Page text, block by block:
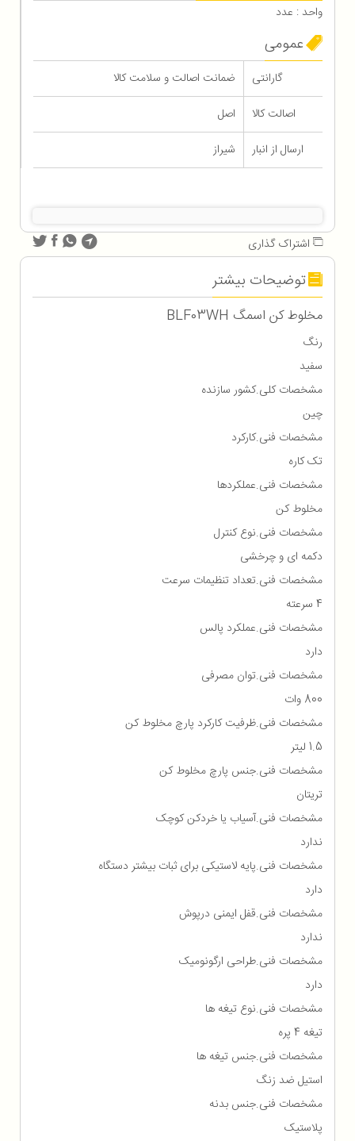
واحد : عدد
عمومی
گارانتی
ضمانت اصالت و سلامت کالا
اصالت کالا
اصل
ارسال از انبار
شیراز
اشتراک گذاری
توضیحات بیشتر
مخلوط کن اسمگ BLF03WH
رنگ
سفید
مشخصات کلی.کشور سازنده
چین
مشخصات فنی.کارکرد
تک کاره
مشخصات فنی.عملکردها
مخلوط کن
مشخصات فنی.نوع کنترل
دکمه ای و چرخشی
مشخصات فنی.تعداد تنظیمات سرعت
4 سرعته
مشخصات فنی.عملکرد پالس
دارد
مشخصات فنی.توان مصرفی
800 وات
مشخصات فنی.ظرفیت کارکرد پارچ مخلوط کن
1.5 لیتر
مشخصات فنی.جنس پارچ مخلوط کن
تریتان
مشخصات فنی.آسیاب یا خردکن کوچک
ندارد
مشخصات فنی.پایه لاستیکی برای ثبات بیشتر دستگاه
دارد
مشخصات فنی.قفل ایمنی درپوش
ندارد
مشخصات فنی.طراحی ارگونومیک
دارد
مشخصات فنی.نوع تیغه ها
تیغه 4 پره
مشخصات فنی.جنس تیغه ها
استیل ضد زنگ
مشخصات فنی.جنس بدنه
پلاستیک